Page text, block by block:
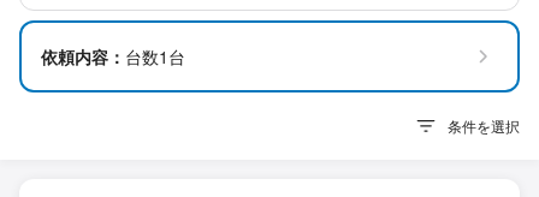
依頼内容： 台数1台
条件を選択